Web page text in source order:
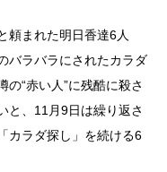
頼まれた明日香達6人
バラバラにされたカラダ
“赤い人”に残酷に殺さ
と、11月9日は繰り返さ
カラダ探し」を続ける6